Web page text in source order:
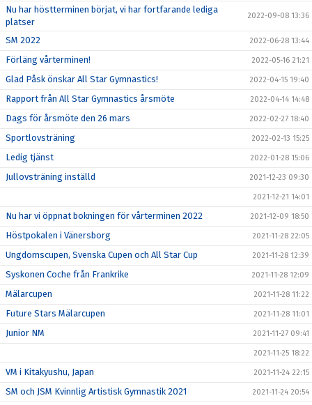
Nu har höstterminen börjat, vi har fortfarande lediga
platser
2022-09-08 13:36
SM 2022 2022-06-28 13:44
Förläng vårterminen! 2022-05-16 21:21
Glad Påsk önskar All Star Gymnastics! 2022-04-15 19:40
Rapport från All Star Gymnastics årsmöte 2022-04-14 14:48
Dags för årsmöte den 26 mars 2022-02-27 18:40
Sportlovsträning 2022-02-13 15:25
Ledig tjänst 2022-01-28 15:06
Jullovsträning inställd 2021-12-23 09:30
2021-12-21 14:01
Nu har vi öppnat bokningen för vårterminen 2022 2021-12-09 18:50
Höstpokalen i Vänersborg 2021-11-28 22:05
Ungdomscupen, Svenska Cupen och All Star Cup 2021-11-28 12:39
Syskonen Coche från Frankrike 2021-11-28 12:09
Mälarcupen 2021-11-28 11:22
Future Stars Mälarcupen 2021-11-28 11:01
Junior NM 2021-11-27 09:41
2021-11-25 18:22
VM i Kitakyushu, Japan 2021-11-24 22:15
SM och JSM Kvinnlig Artistisk Gymnastik 2021 2021-11-24 20:54